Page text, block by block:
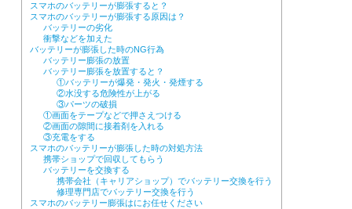
スマホのバッテリーが膨張すると？
スマホのバッテリーが膨張する原因は？
バッテリーの劣化
衝撃などを加えた
バッテリーが膨張した時のNG行為
バッテリー膨張の放置
バッテリー膨張を放置すると？
①バッテリーが爆発・発火・発煙する
②水没する危険性が上がる
③パーツの破損
①画面をテープなどで押さえつける
②画面の隙間に接着剤を入れる
③充電をする
スマホのバッテリーが膨張した時の対処方法
携帯ショップで回収してもらう
バッテリーを交換する
携帯会社（キャリアショップ）でバッテリー交換を行う
修理専門店でバッテリー交換を行う
スマホのバッテリー膨張はにお任せください